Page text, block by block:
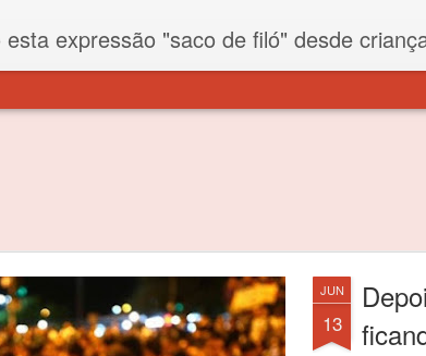
desde criança. Para quem não sabe, filó é um tecido todo furadinho e permite que um saco feito com ele, mesmo que muito exposto ao ar soprado para
JUN
13